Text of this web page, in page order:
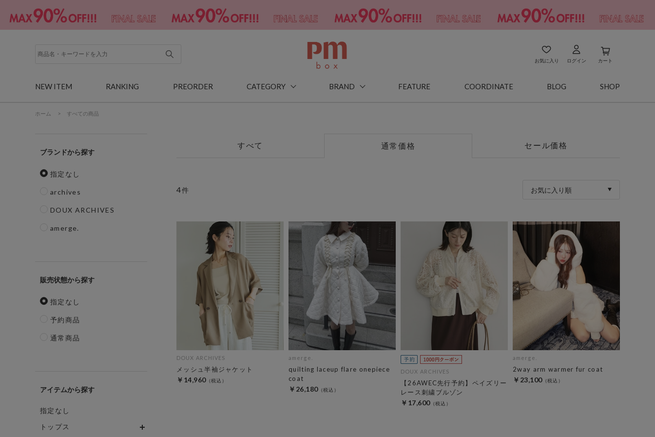
お気に入り ログイン カート
NEW ITEM RANKING PREORDER CATEGORY BRAND FEATURE COORDINATE BLOG SHOP
ホーム > すべての商品
ブランド
指定なし
archives
DOUX ARCHIVES
amerge.
販売状態
指定なし
予約商品
通常商品
アイテム
指定なし
トップス
すべて 通常価格 セール価格
4件 お気に入り順
DOUX ARCHIVES
メッシュ半袖ジャケット
￥14,960
amerge.
quilting laceup flare onepiece
coat
￥26,180
DOUX ARCHIVES
【26AWEC先行予約】ペイズリー
レース刺繍ブルゾン
￥17,600
amerge.
2way arm warmer fur coat
￥23,100